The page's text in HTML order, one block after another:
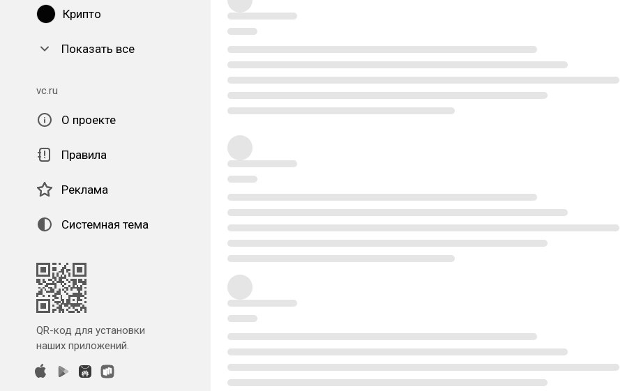
Крипто
Показать все
vc.ru
О проекте
Правила
Реклама
Системная тема
QR-код для установки
наших приложений.